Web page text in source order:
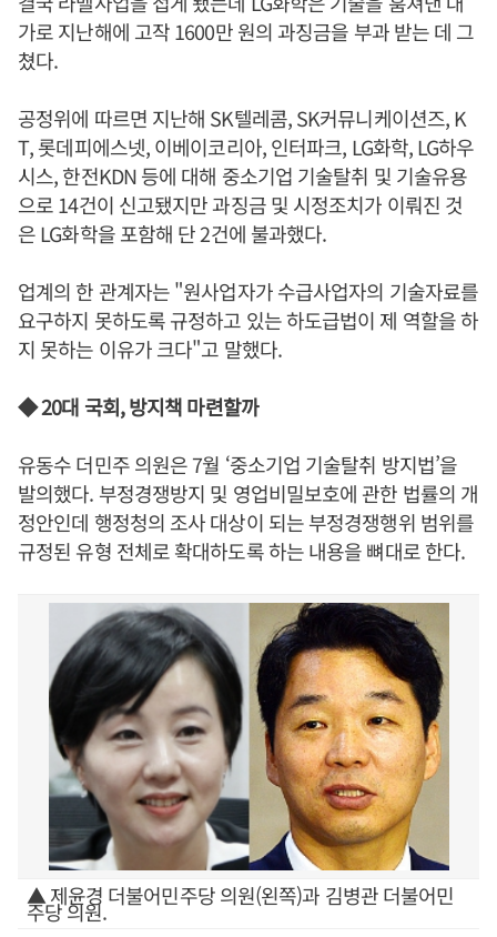
가로 지난해에 고작 1600만 원의 과징금을 부과 받는 데 그
쳤다.
공정위에 따르면 지난해 SK텔레콤, SK커뮤니케이션즈, K
T, 롯데피에스넷, 이베이코리아, 인터파크, LG화학, LG하우
시스, 한전KDN 등에 대해 중소기업 기술탈취 및 기술유용
으로 14건이 신고됐지만 과징금 및 시정조치가 이뤄진 것
은 LG화학을 포함해 단 2건에 불과했다.
업계의 한 관계자는 "원사업자가 수급사업자의 기술자료를
요구하지 못하도록 규정하고 있는 하도급법이 제 역할을 하
지 못하는 이유가 크다"고 말했다.
◆ 20대 국회, 방지책 마련할까
유동수 더민주 의원은 7월 ‘중소기업 기술탈취 방지법’을
발의했다. 부정경쟁방지 및 영업비밀보호에 관한 법률의 개
정안인데 행정청의 조사 대상이 되는 부정경쟁행위 범위를
규정된 유형 전체로 확대하도록 하는 내용을 뼈대로 한다.
▲ 제윤경 더불어민주당 의원(왼쪽)과 김병관 더불어민
주당 의원.